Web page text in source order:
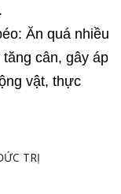
Ăn quá nhiều
cân, gây áp
vật, thực